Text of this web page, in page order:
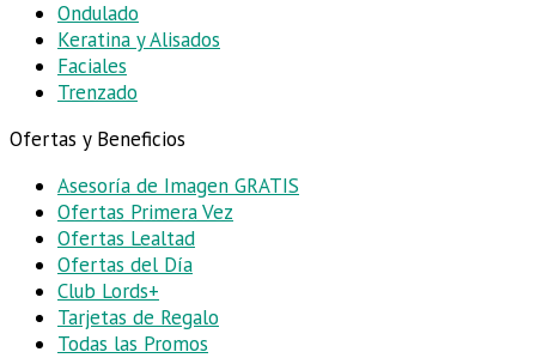
Ondulado
Keratina y Alisados
Faciales
Trenzado
Ofertas y Beneficios
Asesoría de Imagen GRATIS
Ofertas Primera Vez
Ofertas Lealtad
Ofertas del Día
Club Lords+
Tarjetas de Regalo
Todas las Promos